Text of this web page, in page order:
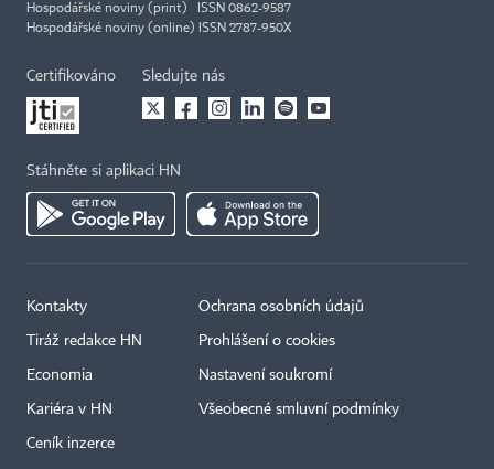
Hospodářské noviny (print) ISSN 0862-9587
Hospodářské noviny (online) ISSN 2787-950X
Certifikováno Sledujte nás
Stáhněte si aplikaci HN
Kontakty
Tiráž redakce HN
Economia
Kariéra v HN
Ceník inzerce
Ochrana osobních údajů
Prohlášení o cookies
Nastavení soukromí
Všeobecné smluvní podmínky